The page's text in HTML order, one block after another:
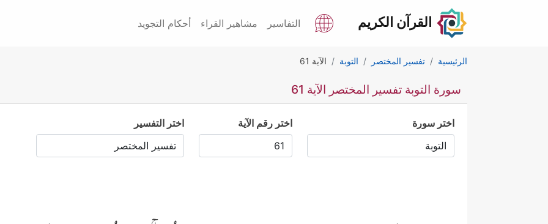
القرآن الكريم التفاسير مشاهير القراء أحكام التجويد
الرئيسية تفسير المختصر التوبة الآية 61
سورة التوبة تفسير المختصر الآية 61
اختر سورة اختر رقم الآية اختر التفسير